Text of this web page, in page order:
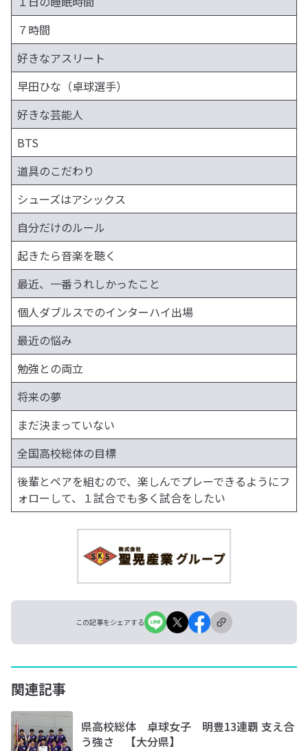
７時間
好きなアスリート
早田ひな（卓球選手）
好きな芸能人
BTS
道具のこだわり
シューズはアシックス
自分だけのルール
起きたら音楽を聴く
最近、一番うれしかったこと
個人ダブルスでのインターハイ出場
最近の悩み
勉強との両立
将来の夢
まだ決まっていない
全国高校総体の目標
後輩とペアを組むので、楽しんでプレーできるようにフ
ォローして、１試合でも多く試合をしたい
この記事をシェアする
関連記事
県高校総体 卓球女子 明豊13連覇 支え合
う強さ 【大分県】